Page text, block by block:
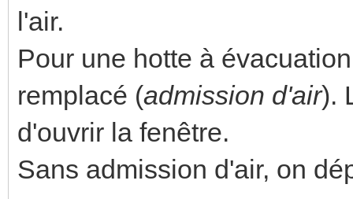
l'air.
Pour une hotte à
remplacé (admission d'air).
d'ouvrir la fenêtre.
Sans admission d'air, on